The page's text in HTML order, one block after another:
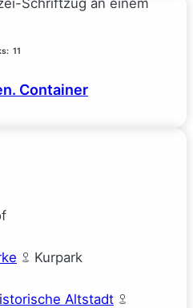
11
Container
Kurpark
Altstadt